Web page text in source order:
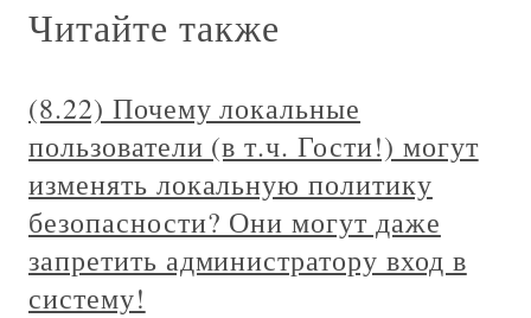
Читайте также
(8.22) Почему локальные
пользователи (в т.ч. Гости!) могут
изменять локальную политику
безопасности? Они могут даже
запретить администратору вход в
систему!